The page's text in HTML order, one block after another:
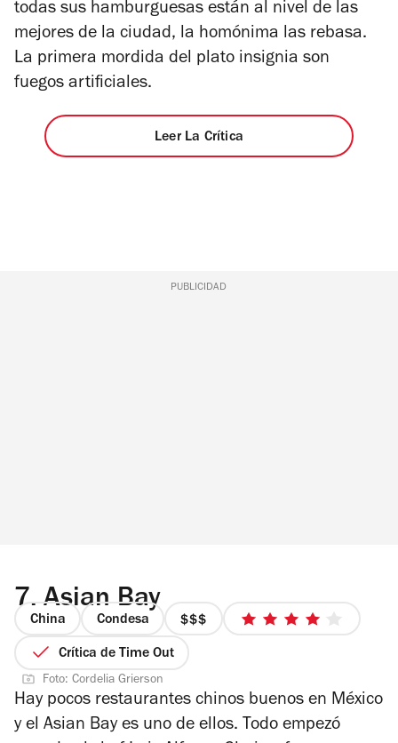
todas sus hamburguesas están al nivel de las
mejores de la ciudad, la homónima las rebasa.
La primera mordida del plato insignia son
fuegos artificiales.
Leer La Crítica
PUBLICIDAD
7. Asian Bay
China Condesa
precio
4
4
estrellas
Crítica de Time Out
Foto: Cordelia Grierson
Hay pocos restaurantes chinos buenos en México
y el Asian Bay es uno de ellos. Todo empezó